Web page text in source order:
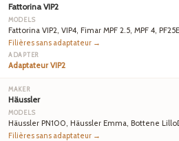
Fattorina VIP2
Fattorina VIP2, VIP4, Fimar MPF 2.5, MPF 4,
Filières sans adaptateur →
Adaptateur VIP2
Häussler
Häussler PN100, Häussler Emma, Bottene
Filières sans adaptateur →